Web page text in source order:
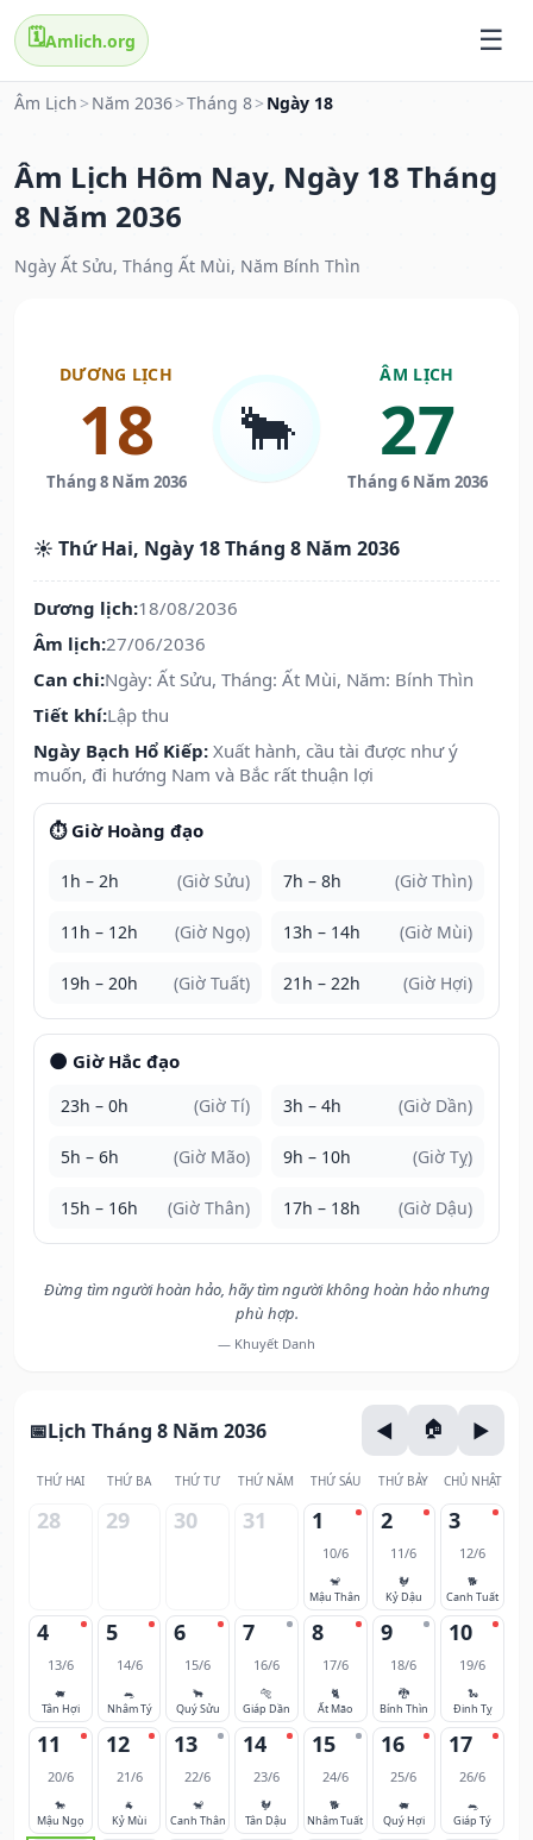
🗓️Amlich.org
Âm Lịch > Năm 2036>Tháng 8> Ngày 18
Âm Lịch Hôm Nay, Ngày 18 Tháng
8 Năm 2036
Ngày Ất Sửu, Tháng Ất Mùi, Năm Bính Thìn
DƯƠNG LỊCH
18
Tháng 8 Năm 2036
🐂
ÂM LỊCH
27
Tháng 6 Năm 2036
☀️ Thứ Hai, Ngày 18 Tháng 8 Năm 2036
Dương lịch:18/08/2036
Âm lịch:27/06/2036
Can chi:Ngày: Ất Sửu, Tháng: Ất Mùi, Năm: Bính Thìn
Tiết khí:Lập thu
Ngày Bạch Hổ Kiếp: Xuất hành, cầu tài được như ý
muốn, đi hướng Nam và Bắc rất thuận lợi
⏱️ Giờ Hoàng đạo
1h – 2h (Giờ Sửu) 7h – 8h (Giờ Thìn)
11h – 12h (Giờ Ngọ) 13h – 14h (Giờ Mùi)
19h – 20h (Giờ Tuất) 21h – 22h (Giờ Hợi)
🌑 Giờ Hắc đạo
23h – 0h (Giờ Tí) 3h – 4h (Giờ Dần)
5h – 6h (Giờ Mão) 9h – 10h (Giờ Tỵ)
15h – 16h (Giờ Thân) 17h – 18h (Giờ Dậu)
Đừng tìm người hoàn hảo, hãy tìm người không hoàn hảo nhưng
phù hợp.
— Khuyết Danh
Lịch Tháng 8 Năm 2036
THỨ HAI THỨ BA THỨ TƯ THỨ NĂM THỨ SÁU THỨ BẢY CHỦ NHẬT
28 29 30 31 1
10/6
🐒
Mậu Thân
2
11/6
🐓
Kỷ Dậu
3
12/6
🐕
Canh Tuất
4
13/6
🐖
Tân Hợi
5
14/6
🐀
Nhâm Tý
6
15/6
🐂
Quý Sửu
7
16/6
🐅
Giáp Dần
8
17/6
🐈
Ất Mão
9
18/6
🐉
Bính Thìn
10
19/6
🐍
Đinh Tỵ
11
20/6
🐎
Mậu Ngọ
12
21/6
🐐
Kỷ Mùi
13
22/6
🐒
Canh Thân
14
23/6
🐓
Tân Dậu
15
24/6
🐕
Nhâm Tuất
16
25/6
🐖
Quý Hợi
17
26/6
🐀
Giáp Tý